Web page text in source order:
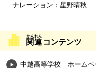
ナレーション：星野晴秋
関連 コンテンツ
中越高等学校 ホームペ